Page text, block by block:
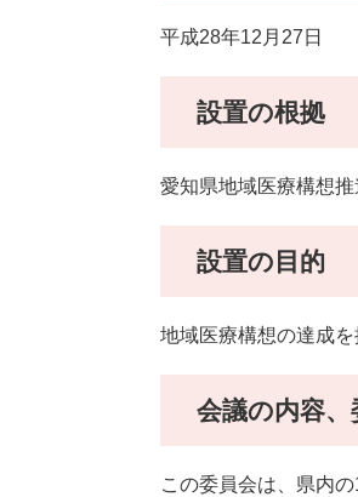
平成28年12月27日
設置の根拠
愛知県地域医療構想
設置の目的
地域医療構想の達成
会議の内容、
この委員会は、県内